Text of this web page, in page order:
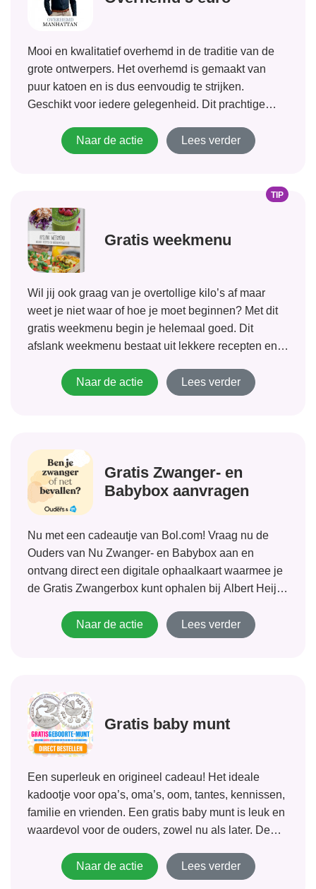
Mooi en kwalitatief overhemd in de traditie van de
grote ontwerpers. Het overhemd is gemaakt van
puur katoen en is dus eenvoudig te strijken.
Geschikt voor iedere gelegenheid. Dit prachtige
nu exclusief voor €5,00. Een besparing van van...
Naar de actie Lees verder
TIP
Gratis weekmenu
Wil jij ook graag van je overtollige kilo’s af maar
weet je niet waar of hoe je moet beginnen? Met dit
gratis weekmenu begin je helemaal goed. Dit
afslank weekmenu bestaat uit lekkere recepten en
begin je weg...Naar de actie Lees verder
Gratis Zwanger- en
Babybox aanvragen
Nu met een cadeautje van Bol.com! Vraag nu de
Ouders van Nu Zwanger- en Babybox aan en
ontvang direct een digitale ophaalkaart waarmee je
de Gratis Zwangerbox kunt ophalen bij Albert Heijn.
opgenomen en ontvang je...
Naar de actie Lees verder
Gratis baby munt
Een superleuk en origineel cadeau! Het ideale
kadootje voor opa’s, oma’s, oom, tantes, kennissen,
familie en vrienden. Een gratis baby munt is leuk en
waardevol voor de ouders, zowel nu als later. De
de Munt-Online. Er is...
Naar de actie Lees verder